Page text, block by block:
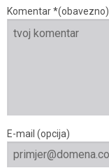
Komentar *(obavezno)
E-mail (opcija)